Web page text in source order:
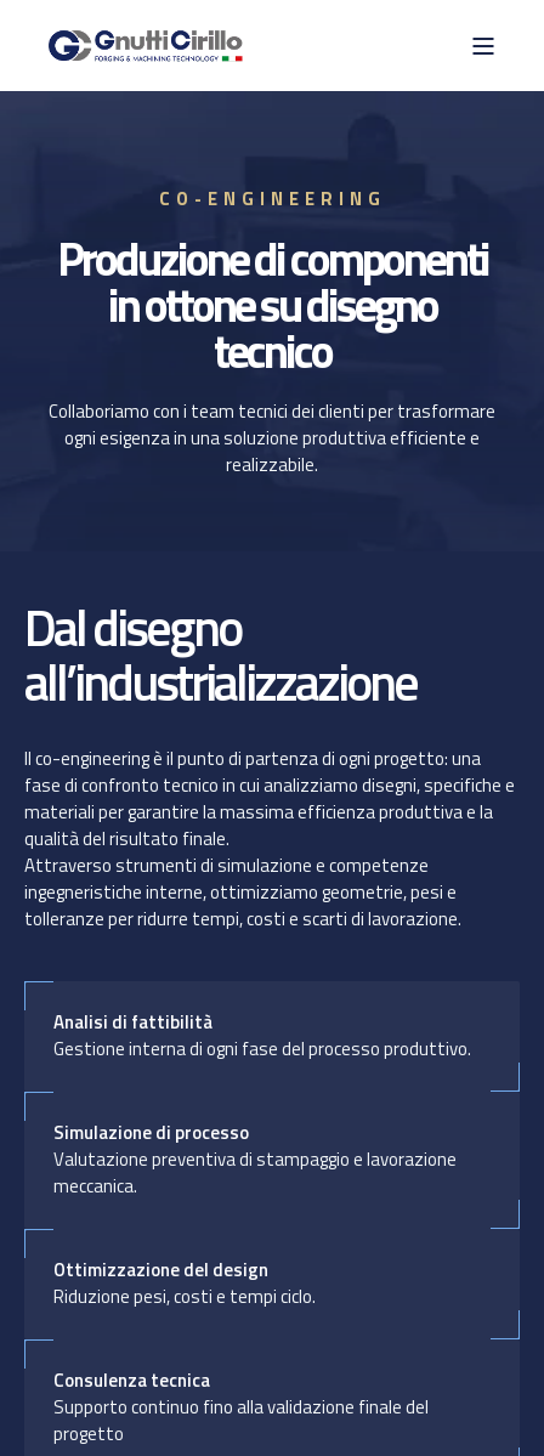
CO-ENGINEERING
Produzione di componenti
in ottone su disegno
tecnico
Collaboriamo con i team tecnici dei clienti per trasformare
ogni esigenza in una soluzione produttiva efficiente e
realizzabile.
Dal disegno
all’industrializzazione
Il co-engineering è il punto di partenza di ogni progetto: una
fase di confronto tecnico in cui analizziamo disegni, specifiche e
materiali per garantire la massima efficienza produttiva e la
qualità del risultato finale.
Attraverso strumenti di simulazione e competenze
ingegneristiche interne, ottimizziamo geometrie, pesi e
tolleranze per ridurre tempi, costi e scarti di lavorazione.
Analisi di fattibilità
Gestione interna di ogni fase del processo produttivo.
Simulazione di processo
Valutazione preventiva di stampaggio e lavorazione
meccanica.
Ottimizzazione del design
Riduzione pesi, costi e tempi ciclo.
Consulenza tecnica
Supporto continuo fino alla validazione finale del
progetto